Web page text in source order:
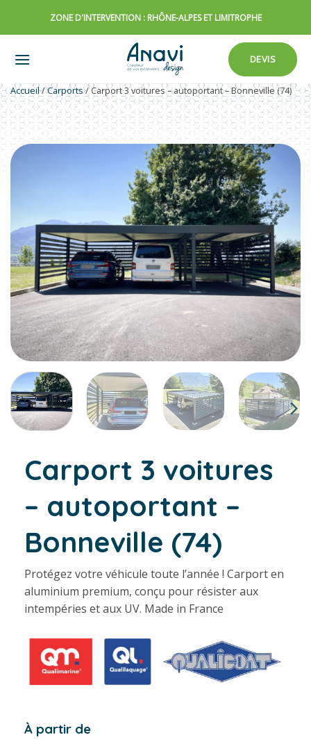
ZONE D'INTERVENTION : RHÔNE-ALPES ET LIMITROPHE
DEVIS
Accueil/Carports/Carport 3 voitures – autoportant – Bonneville (74)
Carport 3 voitures
– autoportant –
Bonneville (74)
Protégez votre véhicule toute l’année ! Carport en
aluminium premium, conçu pour résister aux
intempéries et aux UV. Made in France
À partir de